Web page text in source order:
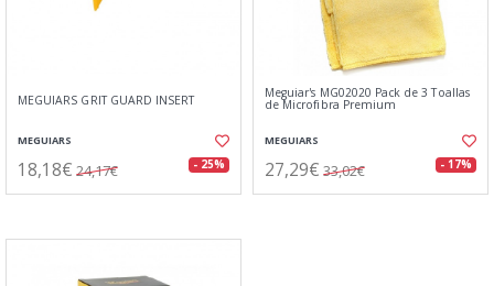
MEGUIARS GRIT GUARD INSERT
MEGUIARS
18,18€ 24,17€ - 25%
Meguiar's MG02020 Pack de 3 Toallas
de Microfibra Premium
MEGUIARS
27,29€ 33,02€ - 17%